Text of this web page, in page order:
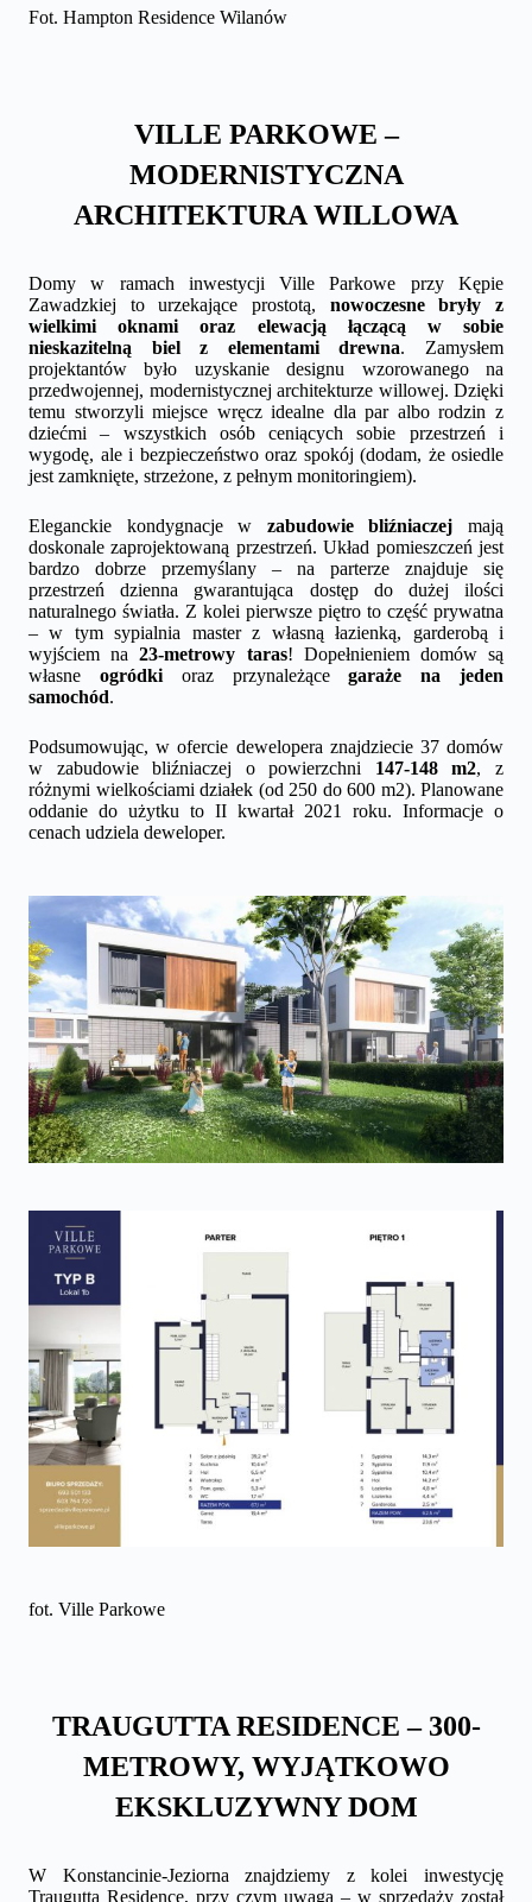
Fot. Hampton Residence Wilanów
VILLE PARKOWE –
MODERNISTYCZNA
ARCHITEKTURA WILLOWA
Domy w ramach inwestycji Ville Parkowe przy Kępie
Zawadzkiej to urzekające prostotą, nowoczesne bryły z
wielkimi oknami oraz elewacją łączącą w sobie
nieskazitelną biel z elementami drewna. Zamysłem
projektantów było uzyskanie designu wzorowanego na
przedwojennej, modernistycznej architekturze willowej. Dzięki
temu stworzyli miejsce wręcz idealne dla par albo rodzin z
dziećmi – wszystkich osób ceniących sobie przestrzeń i
wygodę, ale i bezpieczeństwo oraz spokój (dodam, że osiedle
jest zamknięte, strzeżone, z pełnym monitoringiem).
Eleganckie kondygnacje w zabudowie bliźniaczej mają
doskonale zaprojektowaną przestrzeń. Układ pomieszczeń jest
bardzo dobrze przemyślany – na parterze znajduje się
przestrzeń dzienna gwarantująca dostęp do dużej ilości
naturalnego światła. Z kolei pierwsze piętro to część prywatna
– w tym sypialnia master z własną łazienką, garderobą i
wyjściem na23-metrowy taras! Dopełnieniem domów są
własne ogródkioraz przynależącegaraże na jeden
samochód.
Podsumowując, w ofercie dewelopera znajdziecie 37 domów
w zabudowie bliźniaczej o powierzchni 147-148 m2, z
różnymi wielkościami działek (od 250 do 600 m2). Planowane
oddanie do użytku to II kwartał 2021 roku. Informacje o
cenach udziela deweloper.
fot. Ville Parkowe
TRAUGUTTA RESIDENCE – 300-
METROWY, WYJĄTKOWO
EKSKLUZYWNY DOM
W Konstancinie-Jeziorna znajdziemy z kolei inwestycję
Traugutta Residence, przy czym uwaga – w sprzedaży został